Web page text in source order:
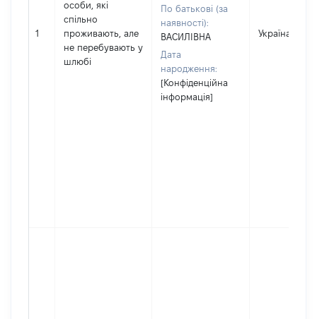
1
особи, які
спільно
проживають, але
не перебувають у
шлюбі
По батькові (за
наявності):
ВАСИЛІВНА
Дата
народження:
[Конфіденційна
інформація]
Україна